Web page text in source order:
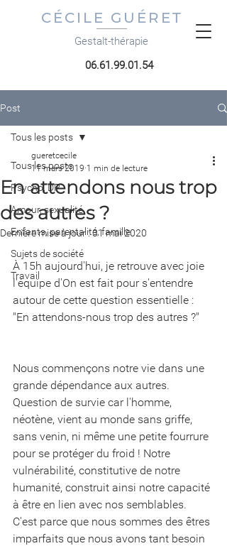
CÉCILE GUÉRET
Gestalt-thérapie
06.61.99.01.54
Post
Tous les posts
Psycho, DP
Amour, sexualité
Enfants, parentalité, famille
Sujets de société
Travail
Tous les posts
En attendons nous trop
des autres ?
gueretcecile
11 mars 2019 1 min de lecture
Dernière mise à jour :31 mai 2020
À 15h aujourd'hui, je retrouve avec joie
l'équipe d'On est fait pour s'entendre
autour de cette question essentielle :
"En attendons-nous trop des autres ?"
Nous commençons notre vie dans une
grande dépendance aux autres.
Question de survie car l'homme,
néotène, vient au monde sans griffe,
sans venin, ni même une petite fourrure
pour se protéger du froid ! Notre
vulnérabilité, constitutive de notre
humanité, construit ainsi notre capacité
à être en lien avec nos semblables.
C'est parce que nous sommes des êtres
imparfaits que nous avons tant besoin